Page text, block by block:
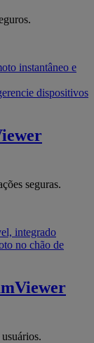
instantâneo e
dispositivos
seguras.
integrado
no chão de